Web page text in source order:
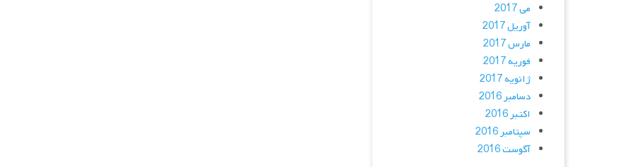
می 2017
آوریل 2017
مارس 2017
فوریه 2017
ژانویه 2017
دسامبر 2016
اکتبر 2016
سپتامبر 2016
آگوست 2016